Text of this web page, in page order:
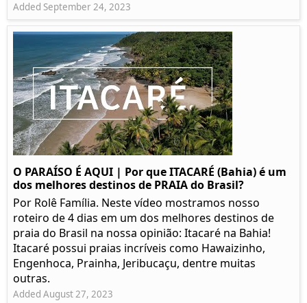
Added September 24, 2023
O PARAÍSO É AQUI | Por que ITACARÉ (Bahia) é um
dos melhores destinos de PRAIA do Brasil?
Por Rolê Família. Neste vídeo mostramos nosso
roteiro de 4 dias em um dos melhores destinos de
praia do Brasil na nossa opinião: Itacaré na Bahia!
Itacaré possui praias incríveis como Hawaizinho,
Engenhoca, Prainha, Jeribucaçu, dentre muitas
outras.
Added August 27, 2023